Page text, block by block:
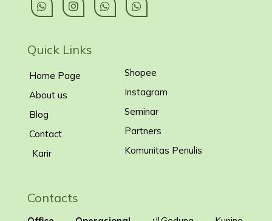
Quick Links
Home Page
About us
Blog
Contact
Karir
Shopee
Instagram
Seminar
Partners
Komunitas Penulis
Contacts